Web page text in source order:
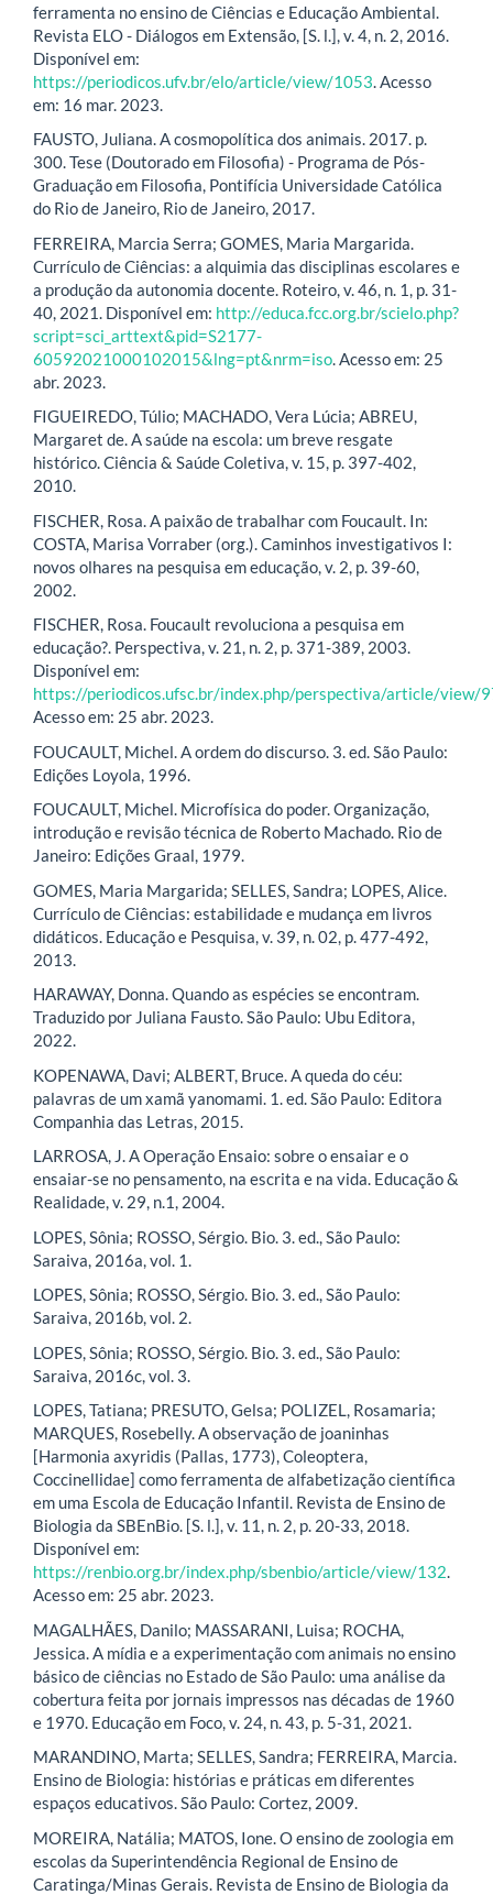
ferramenta no ensino de Ciências e Educação Ambiental.
Revista ELO - Diálogos em Extensão, [S. l.], v. 4, n. 2, 2016.
Disponível em:
https://periodicos.ufv.br/elo/article/view/1053. Acesso
em: 16 mar. 2023.
FAUSTO, Juliana. A cosmopolítica dos animais. 2017. p.
300. Tese (Doutorado em Filosofia) - Programa de Pós-
Graduação em Filosofia, Pontifícia Universidade Católica
do Rio de Janeiro, Rio de Janeiro, 2017.
FERREIRA, Marcia Serra; GOMES, Maria Margarida.
Currículo de Ciências: a alquimia das disciplinas escolares e
a produção da autonomia docente. Roteiro, v. 46, n. 1, p. 31-
40, 2021. Disponível em: http://educa.fcc.org.br/scielo.php?
script=sci_arttext&pid=S2177-
60592021000102015&lng=pt&nrm=iso. Acesso em: 25
abr. 2023.
FIGUEIREDO, Túlio; MACHADO, Vera Lúcia; ABREU,
Margaret de. A saúde na escola: um breve resgate
histórico. Ciência & Saúde Coletiva, v. 15, p. 397-402,
2010.
FISCHER, Rosa. A paixão de trabalhar com Foucault. In:
COSTA, Marisa Vorraber (org.). Caminhos investigativos I:
novos olhares na pesquisa em educação, v. 2, p. 39-60,
2002.
FISCHER, Rosa. Foucault revoluciona a pesquisa em
educação?. Perspectiva, v. 21, n. 2, p. 371-389, 2003.
Disponível em:
https://periodicos.ufsc.br/index.php/perspectiva/article/view/
Acesso em: 25 abr. 2023.
FOUCAULT, Michel. A ordem do discurso. 3. ed. São Paulo:
Edições Loyola, 1996.
FOUCAULT, Michel. Microfísica do poder. Organização,
introdução e revisão técnica de Roberto Machado. Rio de
Janeiro: Edições Graal, 1979.
GOMES, Maria Margarida; SELLES, Sandra; LOPES, Alice.
Currículo de Ciências: estabilidade e mudança em livros
didáticos. Educação e Pesquisa, v. 39, n. 02, p. 477-492,
2013.
HARAWAY, Donna. Quando as espécies se encontram.
Traduzido por Juliana Fausto. São Paulo: Ubu Editora,
2022.
KOPENAWA, Davi; ALBERT, Bruce. A queda do céu:
palavras de um xamã yanomami. 1. ed. São Paulo: Editora
Companhia das Letras, 2015.
LARROSA, J. A Operação Ensaio: sobre o ensaiar e o
ensaiar-se no pensamento, na escrita e na vida. Educação &
Realidade, v. 29, n.1, 2004.
LOPES, Sônia; ROSSO, Sérgio. Bio. 3. ed., São Paulo:
Saraiva, 2016a, vol. 1.
LOPES, Sônia; ROSSO, Sérgio. Bio. 3. ed., São Paulo:
Saraiva, 2016b, vol. 2.
LOPES, Sônia; ROSSO, Sérgio. Bio. 3. ed., São Paulo:
Saraiva, 2016c, vol. 3.
LOPES, Tatiana; PRESUTO, Gelsa; POLIZEL, Rosamaria;
MARQUES, Rosebelly. A observação de joaninhas
[Harmonia axyridis (Pallas, 1773), Coleoptera,
Coccinellidae] como ferramenta de alfabetização científica
em uma Escola de Educação Infantil. Revista de Ensino de
Biologia da SBEnBio. [S. l.], v. 11, n. 2, p. 20-33, 2018.
Disponível em:
https://renbio.org.br/index.php/sbenbio/article/view/132.
Acesso em: 25 abr. 2023.
MAGALHÃES, Danilo; MASSARANI, Luisa; ROCHA,
Jessica. A mídia e a experimentação com animais no ensino
básico de ciências no Estado de São Paulo: uma análise da
cobertura feita por jornais impressos nas décadas de 1960
e 1970. Educação em Foco, v. 24, n. 43, p. 5-31, 2021.
MARANDINO, Marta; SELLES, Sandra; FERREIRA, Marcia.
Ensino de Biologia: histórias e práticas em diferentes
espaços educativos. São Paulo: Cortez, 2009.
MOREIRA, Natália; MATOS, Ione. O ensino de zoologia em
escolas da Superintendência Regional de Ensino de
Caratinga/Minas Gerais. Revista de Ensino de Biologia da